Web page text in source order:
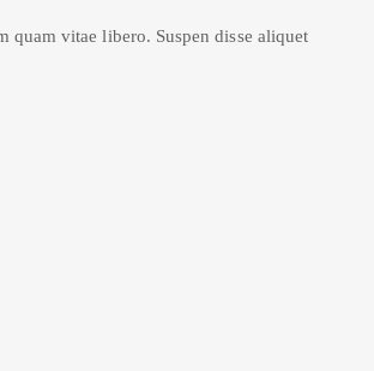
quam vitae libero. Suspen disse aliquet